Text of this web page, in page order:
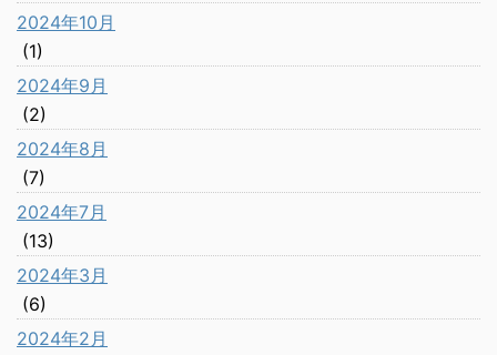
2024年10月
(1)
2024年9月
(2)
2024年8月
(7)
2024年7月
(13)
2024年3月
(6)
2024年2月